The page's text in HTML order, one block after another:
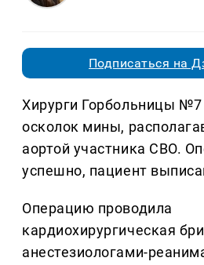
Подписаться на
Хирурги Горбольницы №7
осколок мины,
аортой участника СВО.
успешно, пациент
Операцию проводила
кардиохирургическая
анестезиологами-